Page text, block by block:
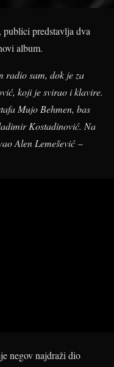
predstavlja dva
album.
radio sam, dok je za
koji je svirao i klavire.
Mujo Behmen, bas
Kostadinović. Na
Alen Lemešević–
negov najdraži dio